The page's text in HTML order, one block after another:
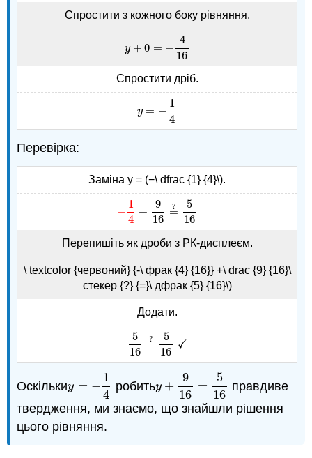
Спростити з кожного боку рівняння.
y + 0 = −
4
16
y+0 =−416
Спростити дріб.
y = −
1
4
y=− 14
Перевірка:
Заміна y = (−\ dfrac {1} {4}\).
−
1
4
+
9
16
=
?
5
16
−14 +9 16= ?5 16
Перепишіть як дроби з РК-дисплеєм.
\ textcolor {червоний} {-\ фрак {4} {16}} +\ drac {9} {16}\
стекер {?} {=}\ дфрак {5} {16}\)
Додати.
5
16
=
?
5
16 ✓
516 =? 516 ✓
Оскількиy = −
1
4
y =− 14 робитьy +
9
16
=
5
16
y+9 16= 516
правдиве
твердження, ми знаємо, що знайшли рішення
цього рівняння.